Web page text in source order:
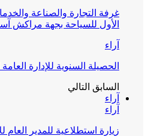
غرفة التجارة والصناعة
الأول للسياحة بجهة مراكش
آراء
الحصيلة السنوية للإدارة العامة
السابق التالي
آراء
آراء
زيارة استطلاعية للمدير العام